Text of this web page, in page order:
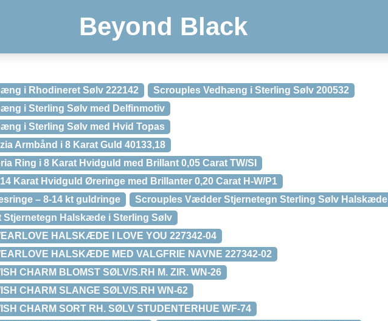
Beyond Black
i Rhodineret Sølv 222142
Scrouples Vedhæng i Sterling Sølv 200532
i Sterling Sølv med Delfinmotiv
i Sterling Sølv med Hvid Topas
Armbånd i 8 Karat Guld 40133,18
Ring i 8 Karat Hvidguld med Brillant 0,05 Carat TW/SI
Karat Hvidguld Øreringe med Brillanter 0,20 Carat H-W/P1
– 8-14 kt guldringe
Scrouples Vædder Stjernetegn Sterling Sølv Halskæde
Halskæde i Sterling Sølv
HALSKÆDE I LOVE YOU 227342-04
HALSKÆDE MED VALGFRIE NAVNE 227342-02
CHARM BLOMST SØLV/S.RH M. ZIR. WN-26
CHARM SLANGE SØLV/S.RH WN-62
CHARM SORT RH. SØLV STUDENTERHUE WF-74